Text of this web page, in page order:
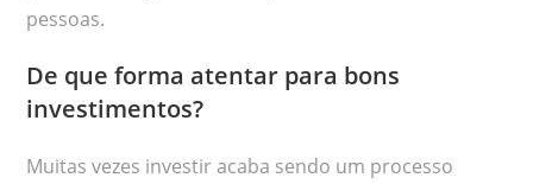
pessoas.
De que forma atentar para bons
investimentos?
Muitas vezes investir acaba sendo um processo